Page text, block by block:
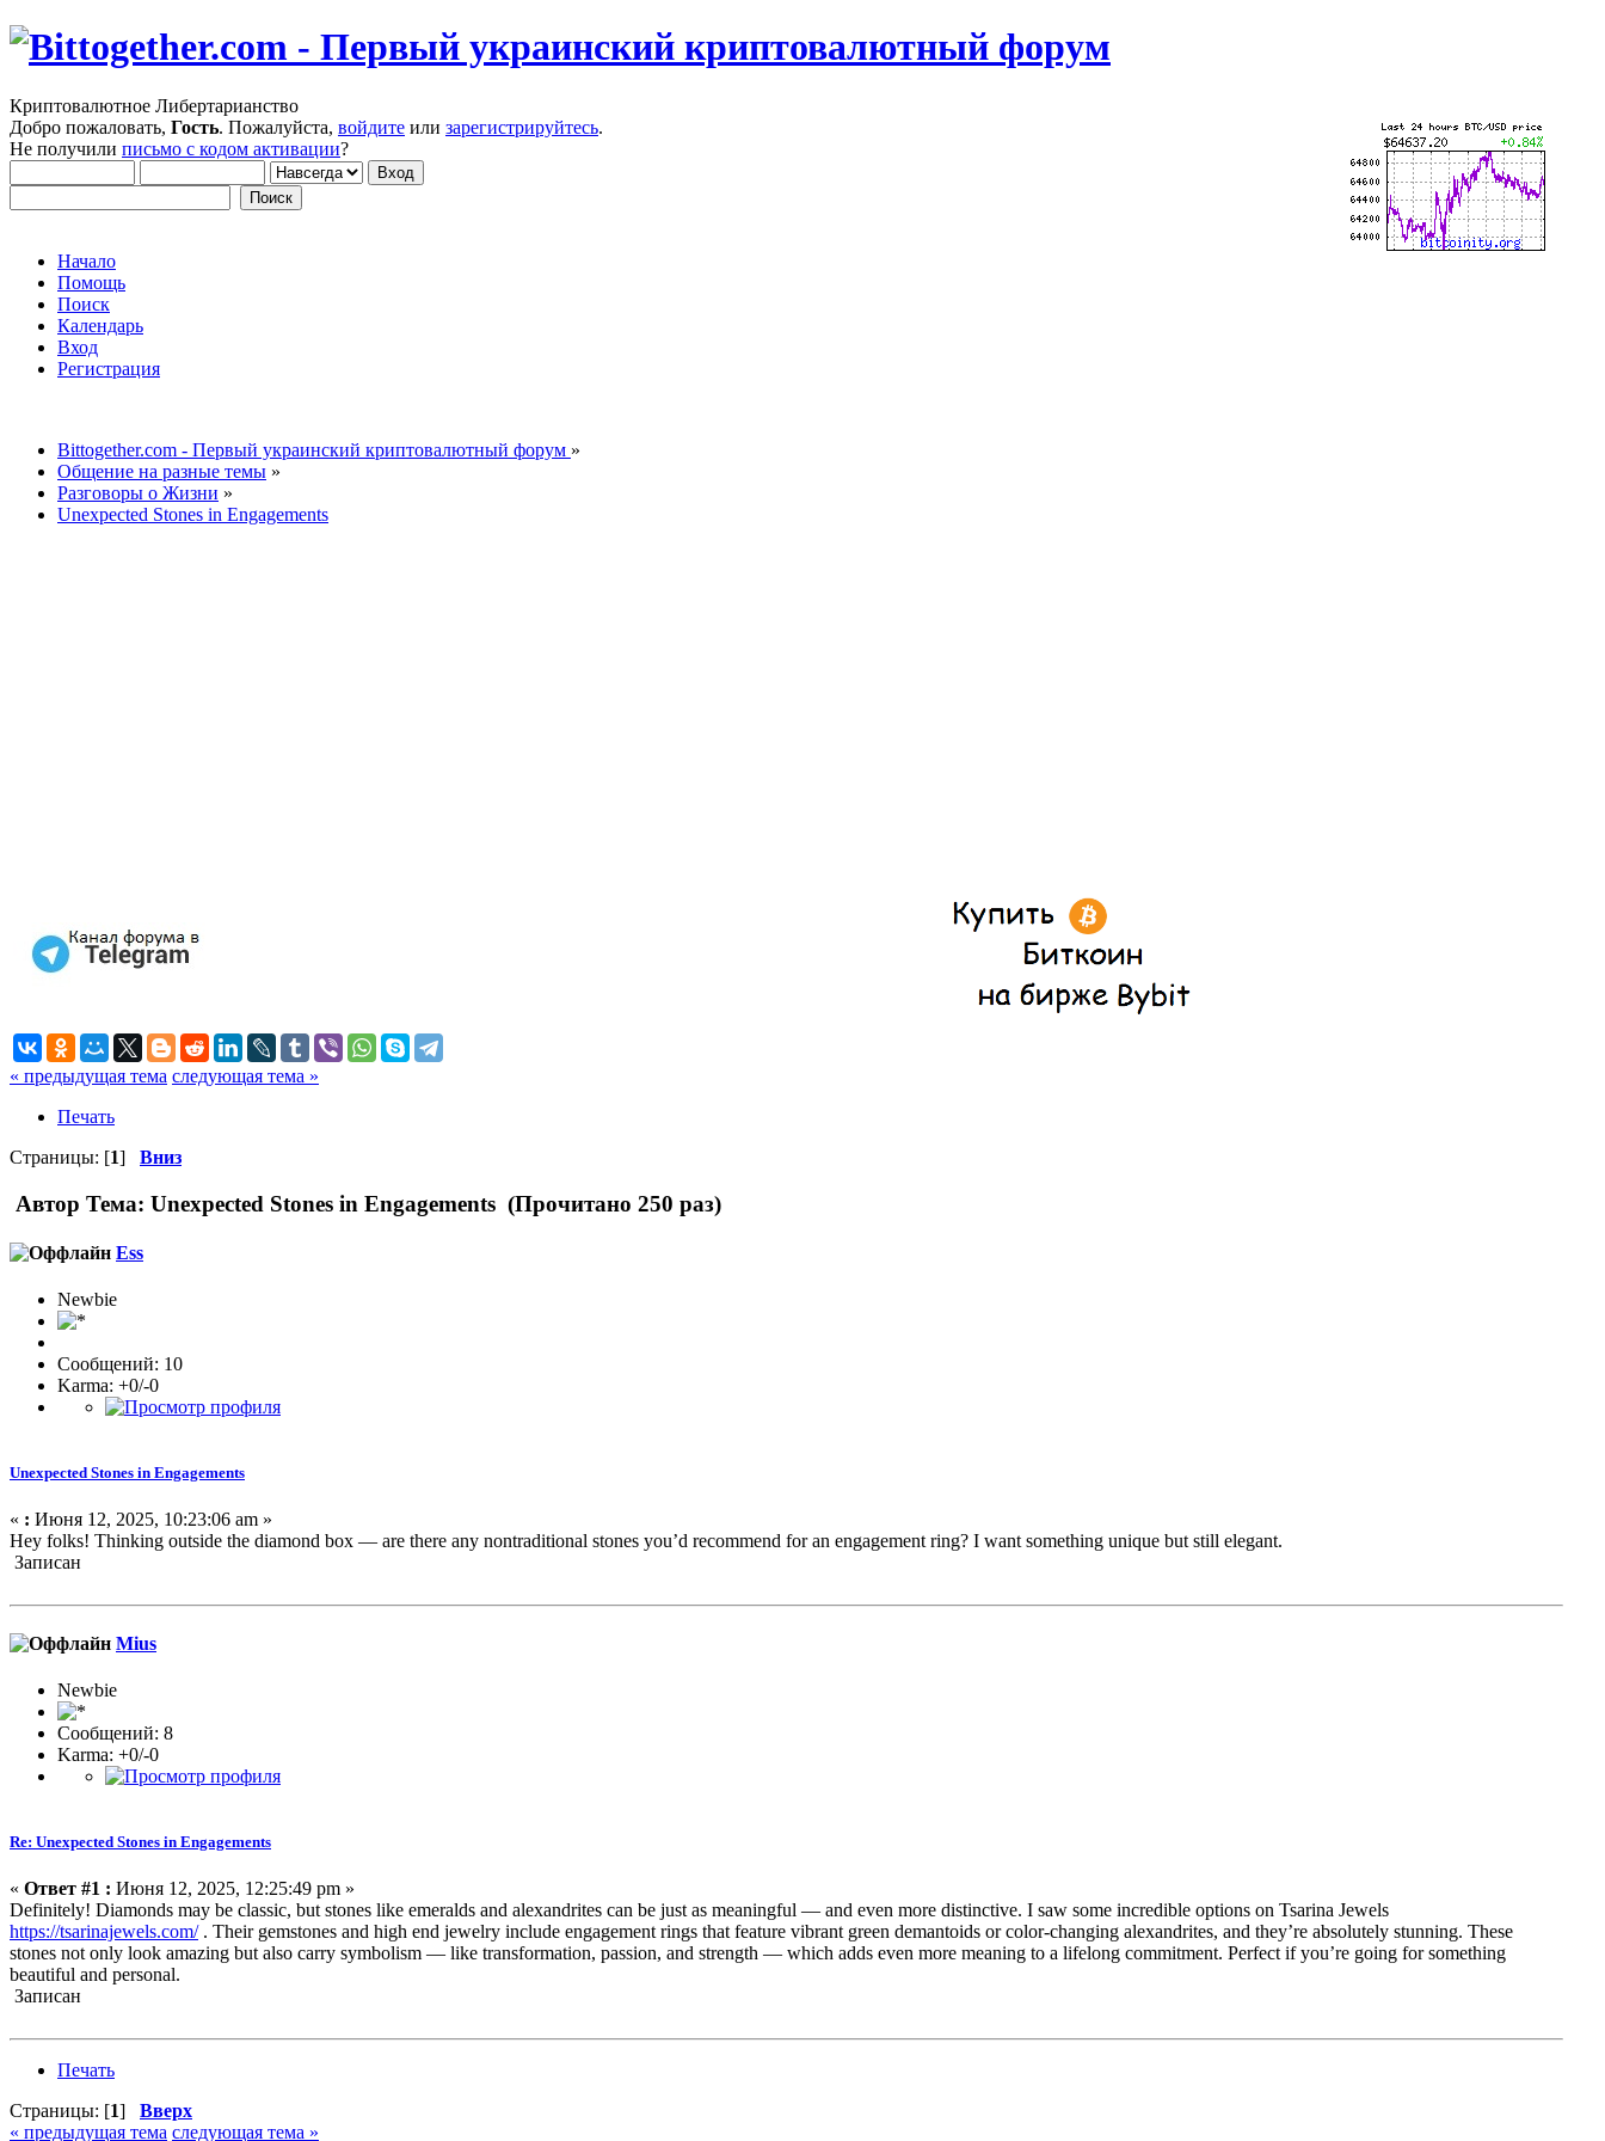
Криптовалютное Либертарианство
Добро пожаловать, Гость. Пожалуйста, войдите или зарегистрируйтесь.
Не получили письмо с кодом активации?
Начало
Помощь
Поиск
Календарь
Вход
Регистрация
Bittogether.com - Первый украинский криптовалютный форум »
Общение на разные темы »
Разговоры о Жизни »
Unexpected Stones in Engagements
« предыдущая тема следующая тема »
Печать
Страницы: [1] Вниз
Автор Тема: Unexpected Stones in Engagements (Прочитано 250 раз)
Ess
Newbie
Сообщений: 10
Karma: +0/-0
Unexpected Stones in Engagements
« : Июня 12, 2025, 10:23:06 am »
Hey folks! Thinking outside the diamond box — are there any nontraditional stones you’d recommend for an engagement ring? I want something unique but still elegant.
Записан
Mius
Newbie
Сообщений: 8
Karma: +0/-0
Re: Unexpected Stones in Engagements
« Ответ #1 : Июня 12, 2025, 12:25:49 pm »
Definitely! Diamonds may be classic, but stones like emeralds and alexandrites can be just as meaningful — and even more distinctive. I saw some incredible options on Tsarina Jewels
https://tsarinajewels.com/. Their gemstones and high end jewelry include engagement rings that feature vibrant green demantoids or color-changing alexandrites, and they’re absolutely stunning. These
stones not only look amazing but also carry symbolism — like transformation, passion, and strength — which adds even more meaning to a lifelong commitment. Perfect if you’re going for something
beautiful and personal.
Записан
Печать
Страницы: [1] Вверх
« предыдущая тема следующая тема »